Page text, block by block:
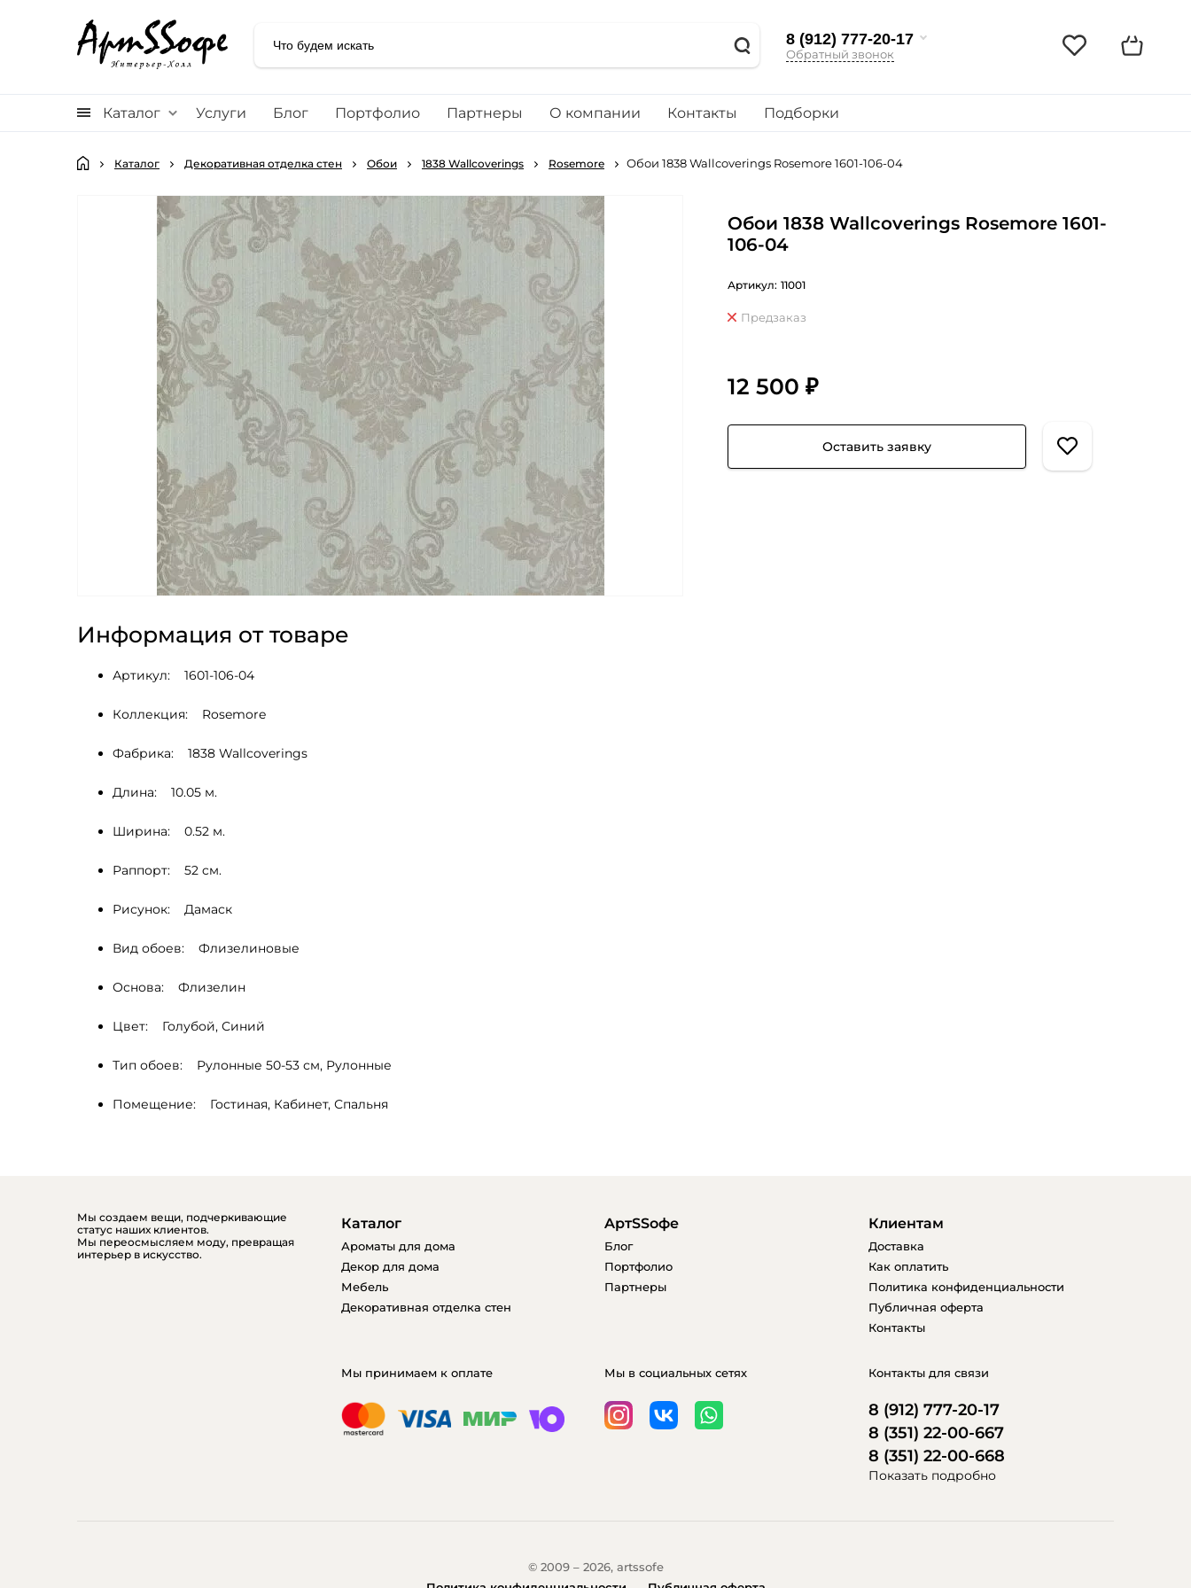
8 (912) 777-20-17
Обратный звонок
Каталог Услуги Блог Портфолио Партнеры О компании Контакты Подборки
Каталог Декоративная отделка стен Обои 1838 Wallcoverings Rosemore Обои 1838 Wallcoverings Rosemore 1601-106-04
Информация от товаре
Артикул:    1601-106-04
Коллекция:    Rosemore
Фабрика:    1838 Wallcoverings
Длина:    10.05 м.
Ширина:    0.52 м.
Раппорт:    52 cм.
Рисунок:    Дамаск
Вид обоев:    Флизелиновые
Основа:    Флизелин
Цвет:    Голубой, Синий
Тип обоев:    Рулонные 50-53 см, Рулонные
Помещение:    Гостиная, Кабинет, Спальня
Обои 1838 Wallcoverings Rosemore 1601-
106-04
Артикул: 11001
Предзаказ
12 500 ₽
Оставить заявку
Мы создаем вещи, подчеркивающие
статус наших клиентов.
Мы переосмысляем моду, превращая
интерьер в искусство.
Каталог
Ароматы для дома
Декор для дома
Мебель
Декоративная отделка стен
AртSSофе
Блог
Портфолио
Партнеры
Клиентам
Доставка
Как оплатить
Политика конфиденциальности
Публичная оферта
Контакты
Мы принимаем к оплате Мы в социальных сетях Контакты для связи
8 (912) 777-20-17
8 (351) 22-00-667
8 (351) 22-00-668
Показать подробно
© 2009 – 2026, artssofe